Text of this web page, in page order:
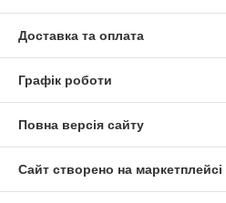
Доставка та оплата
Графік роботи
Повна версія сайту
Сайт створено на маркетплейсі